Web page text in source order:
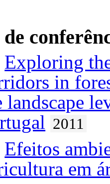
Exploring
in
landscape
2011
Efeitos
em